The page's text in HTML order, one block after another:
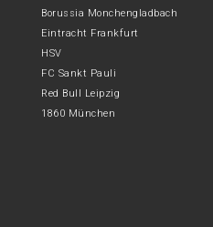
Borussia Monchengladbach
Eintracht Frankfurt
HSV
FC Sankt Pauli
Red Bull Leipzig
1860 München